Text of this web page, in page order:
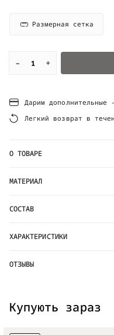
Размерная сетка
– +
Дарим дополнительные
Легкий возврат в
О ТОВАРЕ
МАТЕРИАЛ
СОСТАВ
ХАРАКТЕРИСТИКИ
ОТЗЫВЫ
Купують зараз